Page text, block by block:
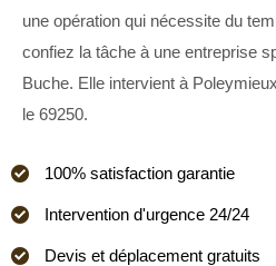
une opération qui nécessite du
confiez la tâche à une entreprise
Buche. Elle intervient à
le 69250.
100% satisfaction garantie
Intervention d'urgence 24/24
Devis et déplacement gratuits